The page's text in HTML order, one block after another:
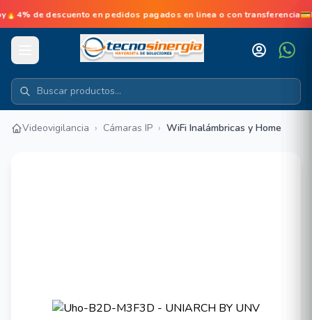
de descuento en pedidos pagados en linea o con
Videovigilancia › Cámaras IP › WiFi Inalámbricas y Home